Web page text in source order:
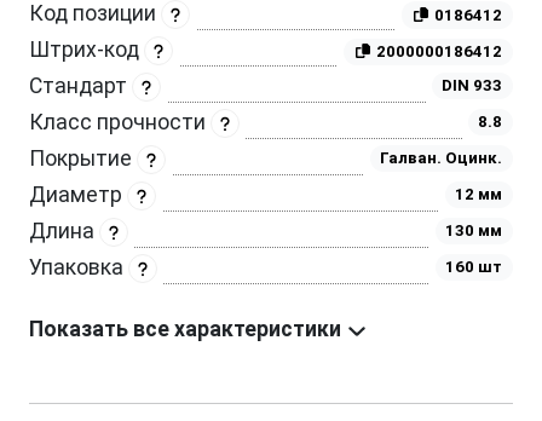
Код позиции 0186412
Штрих-код 2000000186412
Стандарт DIN 933
Класс прочности 8.8
Покрытие Галван. Оцинк.
Диаметр 12 мм
Длина 130 мм
Упаковка 160 шт
Показать все характеристики